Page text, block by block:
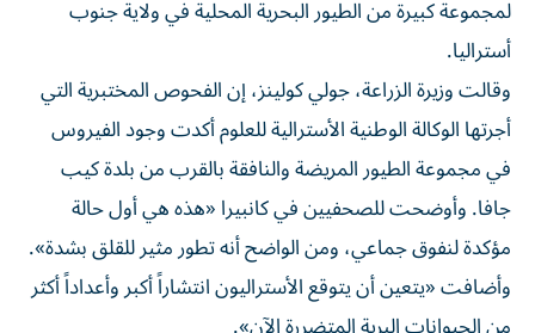
لمجموعة كبيرة من الطيور ‌البحرية المحلية في ولاية جنوب
⁠أستراليا.
وقالت وزيرة الزراعة، جولي كولينز، إن الفحوص المختبرية التي
أجرتها الوكالة الوطنية الأسترالية للعلوم أكدت وجود ​الفيروس
في مجموعة الطيور المريضة ‌والنافقة بالقرب من بلدة كيب
جافا. وأوضحت للصحفيين ⁠في كانبيرا «هذه هي أول حالة
مؤكدة لنفوق جماعي، ومن ​الواضح ‌أنه تطور مثير ‌للقلق بشدة».
وأضافت «يتعين أن يتوقع الأستراليون انتشاراً أكبر وأعداداً ‌أكثر